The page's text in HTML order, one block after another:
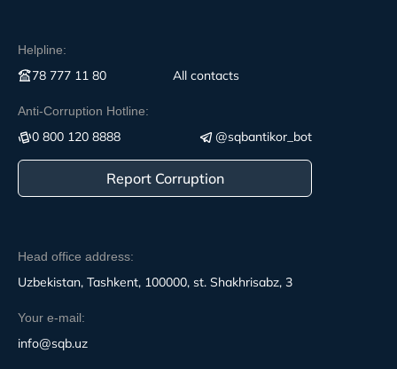
Head office address:
Uzbekistan, Tashkent, 100000, st. Shakhrisabz, 3
Your e-mail:
info@sqb.uz
Helpline:
78 777 11 80 All contacts
Anti-Corruption Hotline:
0 800 120 8888 @sqbantikor_bot
Report Corruption